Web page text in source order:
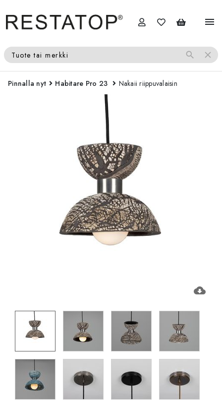
menu
Tuote tai merkki search close
Pinnalla nyt Habitare Pro 23 Nakaii riippuvalaisin
cloud_download